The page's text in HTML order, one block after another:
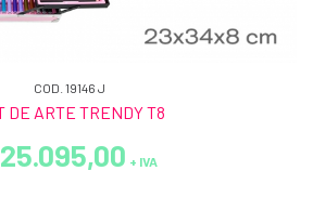
COD. 19146 J
DE ARTE TRENDY T8
+ IVA